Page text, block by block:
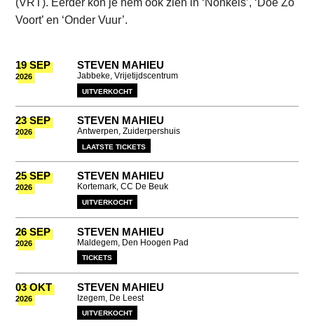
(VRT). Eerder kon je hem ook zien in ‘Nonkels’, ‘Doe Zo
Voort’ en ‘Onder Vuur’.
19 SEP
2026
STEVEN MAHIEU
Jabbeke, Vrijetijdscentrum
UITVERKOCHT
23 SEP
2026
STEVEN MAHIEU
Antwerpen, Zuiderpershuis
LAATSTE TICKETS
25 SEP
2026
STEVEN MAHIEU
Kortemark, CC De Beuk
UITVERKOCHT
26 SEP
2026
STEVEN MAHIEU
Maldegem, Den Hoogen Pad
TICKETS
03 OKT
2026
STEVEN MAHIEU
Izegem, De Leest
UITVERKOCHT